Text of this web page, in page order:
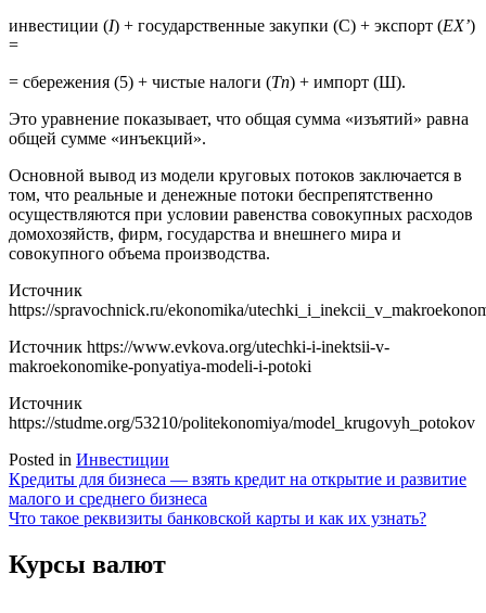
инвестиции (I) + государственные закупки (С) + экспорт (EX’)
=
= сбережения (5) + чистые налоги (Тп) + импорт (Ш).
Это уравнение показывает, что общая сумма «изъятий» равна
общей сумме «инъекций».
Основной вывод из модели круговых потоков заключается в
том, что реальные и денежные потоки беспрепятственно
осуществляются при условии равенства совокупных расходов
домохозяйств, фирм, государства и внешнего мира и
совокупного объема производства.
Источник
https://spravochnick.ru/ekonomika/
Источник https://www.evkova.org/utechki-i-inektsii-v-
makroekonomike-ponyatiya-modeli-i-potoki
Источник
https://studme.org/53210/politekonomiya/model_krugovyh_potokov
Posted in Инвестиции
Навигация
по
Кредиты для бизнеса — взять кредит на открытие и развитие
малого и среднего бизнеса
Что такое реквизиты банковской карты и как их узнать?
Курсы валют